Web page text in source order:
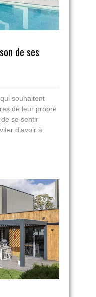
de ses
souhaitent
de leur propre
se sentir
d’avoir à